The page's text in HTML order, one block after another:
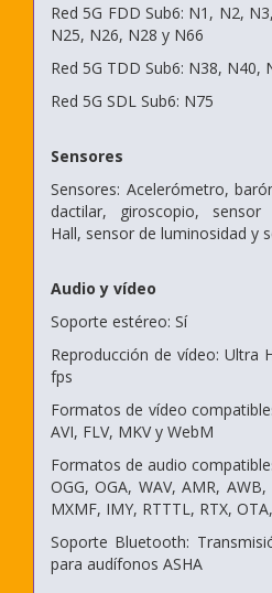
Red 5G FDD Sub6: N1, N2,
N25, N26, N28 y N66
Red 5G TDD Sub6: N38, N40,
Red 5G SDL Sub6: N75
Sensores
Sensores: Acelerómetro,
dactilar, giroscopio, sensor
Hall, sensor de luminosidad y
Audio y vídeo
Soporte estéreo: Sí
Reproducción de vídeo: Ultra
fps
Formatos de vídeo
AVI, FLV, MKV y WebM
Formatos de audio
OGG, OGA, WAV, AMR,
MXMF, IMY, RTTTL, RTX,
Soporte Bluetooth:
para audífonos ASHA